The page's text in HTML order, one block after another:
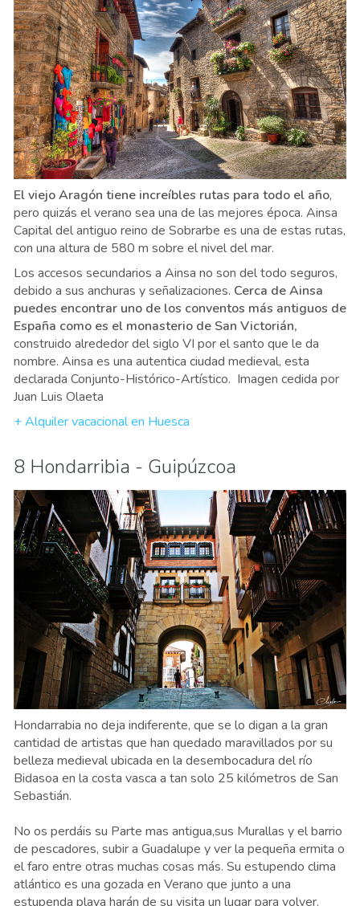
El viejo Aragón tiene increíbles rutas para todo el año,
pero quizás el verano sea una de las mejores época. Ainsa
Capital del antiguo reino de Sobrarbe es una de estas rutas,
con una altura de 580 m sobre el nivel del mar.
Los accesos secundarios a Ainsa no son del todo seguros,
debido a sus anchuras y señalizaciones. Cerca de Ainsa
puedes encontrar uno de los conventos más antiguos de
España como es el monasterio de San Victorián,
construido alrededor del siglo VI por el santo que le da
nombre. Ainsa es una autentica ciudad medieval, esta
declarada Conjunto-Histórico-Artístico. Imagen cedida por
Juan Luis Olaeta
+ Alquiler vacacional en Huesca
8 Hondarribia - Guipúzcoa
Hondarrabia no deja indiferente, que se lo digan a la gran
cantidad de artistas que han quedado maravillados por su
belleza medieval ubicada en la desembocadura del río
Bidasoa en la costa vasca a tan solo 25 kilómetros de San
Sebastián.
No os perdáis su Parte mas antigua,sus Murallas y el barrio
de pescadores, subir a Guadalupe y ver la pequeña ermita o
el faro entre otras muchas cosas más. Su estupendo clima
atlántico es una gozada en Verano que junto a una
estupenda playa harán de su visita un lugar para volver.